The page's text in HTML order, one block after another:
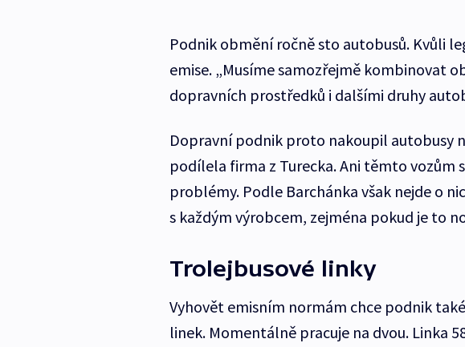
Podnik obmění ročně sto autobusů. Kvůli
emise. „Musíme samozřejmě kombinovat
dopravních prostředků i dalšími druhy
Dopravní podnik proto nakoupil autobusy
podílela firma z Turecka. Ani těmto vozům
problémy. Podle Barchánka však nejde o
s každým výrobcem, zejména pokud je to
Trolejbusové linky
Vyhovět emisním normám chce podnik
linek. Momentálně pracuje na dvou. Linka